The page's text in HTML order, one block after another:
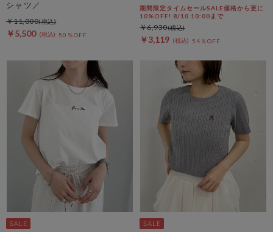
シャツ／
￥5,500 50％OFF
￥11,000
期間限定タイムセールSALE価格から更に
10%OFF! 8/10 10:00まで
￥3,119 54％OFF
￥6,930